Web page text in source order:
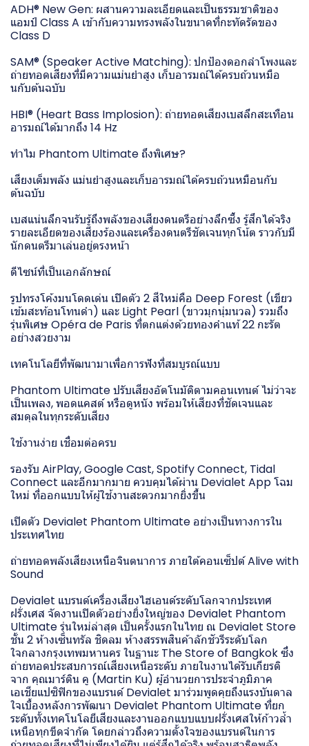
ADH® New Gen: ผสานความละเอียดและเป็นธรรมชาติของ
แอมป์ Class A เข้ากับความทรงพลังในขนาดที่กะทัดรัดของ
Class D
SAM® (Speaker Active Matching): ปกป้องดอกลำโพงและ
ถ่ายทอดเสียงที่มีความแม่นยำสูง เก็บอารมณ์ได้ครบถ้วนหมือ
นกับต้นฉบับ
HBI® (Heart Bass Implosion): ถ่ายทอดเสียงเบสลึกสะเทือน
อารมณ์ได้มากถึง 14 Hz
ทำไม Phantom Ultimate ถึงพิเศษ?
เสียงเต็มพลัง แม่นยำสูงและเก็บอารมณ์ได้ครบถ้วนหมือนกับ
ต้นฉบับ
เบสแน่นลึกจนรับรู้ถึงพลังของเสียงดนตรีอย่างลึกซึ้ง รู้สึกได้จริง
รายละเอียดของเสียงร้องและเครื่องดนตรีชัดเจนทุกโน้ต ราวกับมี
นักดนตรีมาเล่นอยู่ตรงหน้า
ดีไซน์ที่เป็นเอกลักษณ์
รูปทรงโค้งมนโดดเด่น เปิดตัว 2 สีใหม่คือ Deep Forest (เขียว
เข้มสะท้อนโทนดำ) และ Light Pearl (ขาวมุกนุ่มนวล) รวมถึง
รุ่นพิเศษ Opéra de Paris ที่ตกแต่งด้วยทองคำแท้ 22 กะรัต
อย่างสวยงาม
เทคโนโลยีที่พัฒนามาเพื่อการฟังที่สมบูรณ์แบบ
Phantom Ultimate ปรับเสียงอัตโนมัติตามคอนเทนต์ ไม่ว่าจะ
เป็นเพลง, พอดแคสต์ หรือดูหนัง พร้อมให้เสียงที่ชัดเจนและ
สมดุลในทุกระดับเสียง
ใช้งานง่าย เชื่อมต่อครบ
รองรับ AirPlay, Google Cast, Spotify Connect, Tidal
Connect และอีกมากมาย ควบคุมได้ผ่าน Devialet App โฉม
ใหม่ ที่ออกแบบให้ผู้ใช้งานสะดวกมากยิ่งขึ้น
เปิดตัว Devialet Phantom Ultimate อย่างเป็นทางการใน
ประเทศไทย
ถ่ายทอดพลังเสียงเหนือจินตนาการ ภายใต้คอนเซ็ปต์ Alive with
Sound
Devialet แบรนด์เครื่องเสียงไฮเอนด์ระดับโลกจากประเทศ
ฝรั่งเศส จัดงานเปิดตัวอย่างยิ่งใหญ่ของ Devialet Phantom
Ultimate รุ่นใหม่ล่าสุด เป็นครั้งแรกในไทย ณ Devialet Store
ชั้น 2 ห้างเซ็นทรัล ชิดลม ห้างสรรพสินค้าลักชัวรีระดับโลก
ใจกลางกรุงเทพมหานคร ในฐานะ The Store of Bangkok ซึ่ง
ถ่ายทอดประสบการณ์เสียงเหนือระดับ ภายในงานได้รับเกียรติ
จาก คุณมาร์ติน คู (Martin Ku) ผู้อำนวยการประจำภูมิภาค
เอเชียแปซิฟิกของแบรนด์ Devialet มาร่วมพูดคุยถึงแรงบันดาล
ใจเบื้องหลังการพัฒนา Devialet Phantom Ultimate ที่ยก
ระดับทั้งเทคโนโลยีเสียงและงานออกแบบแบบฝรั่งเศสให้ก้าวล้ำ
เหนือทุกขีดจำกัด โดยกล่าวถึงความตั้งใจของแบรนด์ในการ